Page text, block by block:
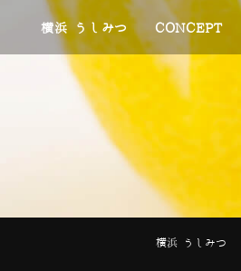
横浜 うしみつ CONCEPT
横浜 うしみつ